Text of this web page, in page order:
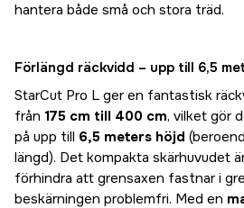
hantera både små och stora träd.
Förlängd räckvidd – upp till 6,5
StarCut Pro L ger en fantastisk
från 175 cm till 400 cm, vilket gör
på upp till 6,5 meters höjd
längd). Det kompakta skärhuvudet
förhindra att grensaxen fastnar i
beskärningen problemfri. Med en